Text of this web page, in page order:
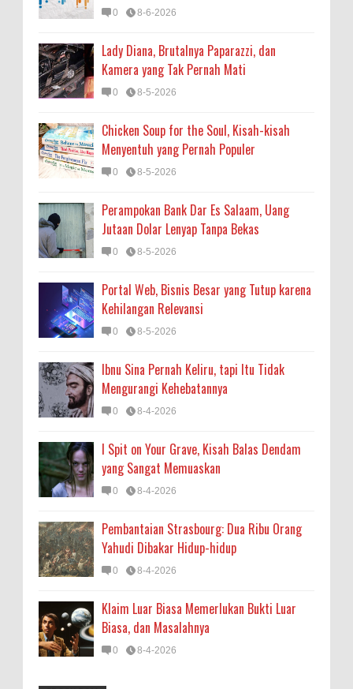
0 8-6-2026
Lady Diana, Brutalnya Paparazzi, dan
Kamera yang Tak Pernah Mati
0 8-5-2026
Chicken Soup for the Soul, Kisah-kisah
Menyentuh yang Pernah Populer
0 8-5-2026
Perampokan Bank Dar Es Salaam, Uang
Jutaan Dolar Lenyap Tanpa Bekas
0 8-5-2026
Portal Web, Bisnis Besar yang Tutup karena
Kehilangan Relevansi
0 8-5-2026
Ibnu Sina Pernah Keliru, tapi Itu Tidak
Mengurangi Kehebatannya
0 8-4-2026
I Spit on Your Grave, Kisah Balas Dendam
yang Sangat Memuaskan
0 8-4-2026
Pembantaian Strasbourg: Dua Ribu Orang
Yahudi Dibakar Hidup-hidup
0 8-4-2026
Klaim Luar Biasa Memerlukan Bukti Luar
Biasa, dan Masalahnya
0 8-4-2026